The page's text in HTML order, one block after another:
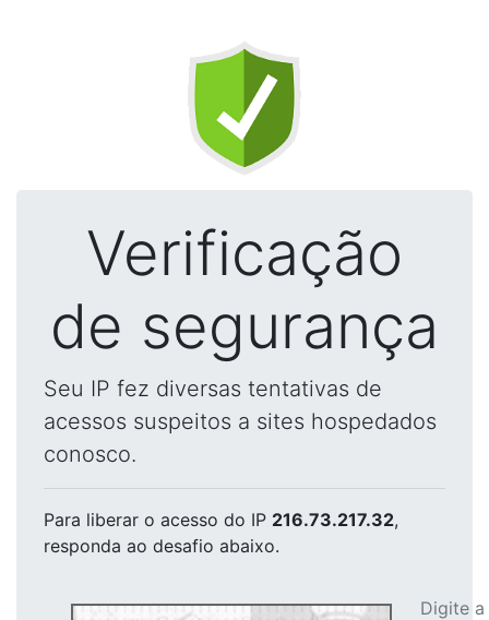
Verificação
de segurança
Seu IP fez diversas tentativas de
acessos suspeitos a sites hospedados
conosco.
Para liberar o acesso do IP 216.73.217.32,
responda ao desafio abaixo.
Digite